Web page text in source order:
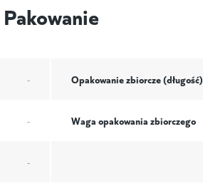
Pakowanie
- Opakowanie zbiorcze (długość)
- Waga opakowania zbiorczego
-